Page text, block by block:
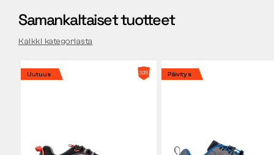
Samankaltaiset tuotteet
Kaikki kategoriasta
Uutuus Päivitys